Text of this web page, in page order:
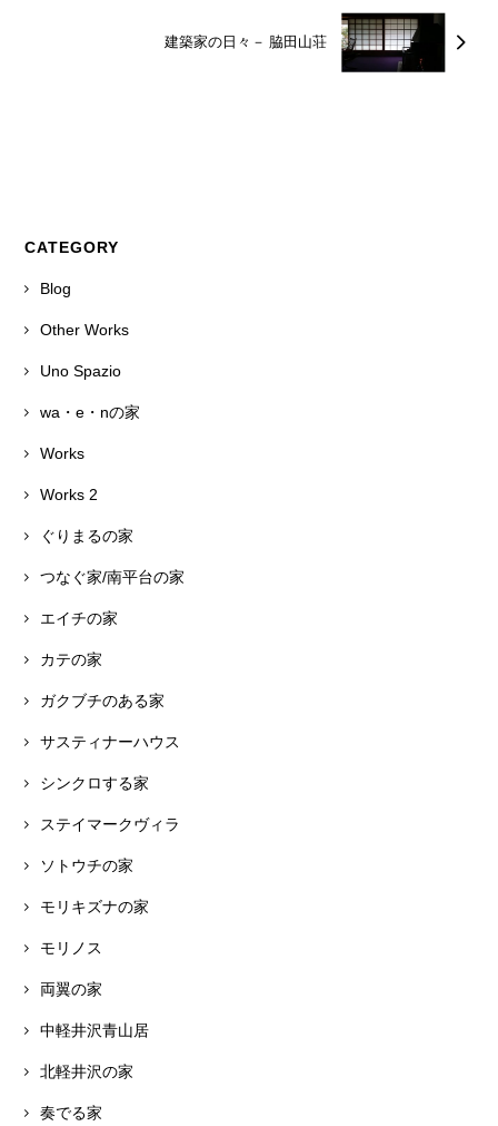
建築家の日々－ 脇田山荘
CATEGORY
Blog
Other Works
Uno Spazio
wa・e・nの家
Works
Works 2
ぐりまるの家
つなぐ家/南平台の家
エイチの家
カテの家
ガクブチのある家
サスティナーハウス
シンクロする家
ステイマークヴィラ
ソトウチの家
モリキズナの家
モリノス
両翼の家
中軽井沢青山居
北軽井沢の家
奏でる家